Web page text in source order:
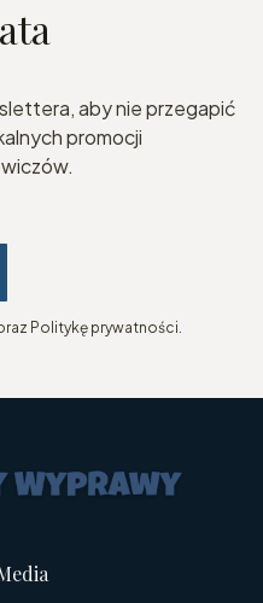
aby nie przegapić
promocji
Politykę prywatności.